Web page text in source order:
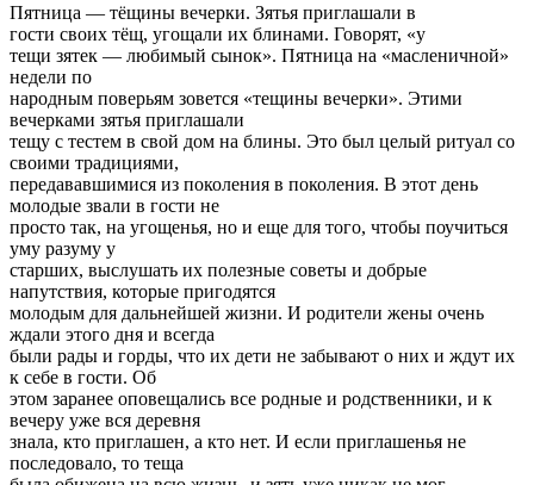
Пятница — тёщины вечерки. Зятья приглашали в
гости своих тёщ, угощали их блинами. Говорят, «у
тещи зятек — любимый сынок». Пятница на «масленичной»
недели по
народным поверьям зовется «тещины вечерки». Этими
вечерками зятья приглашали
тещу с тестем в свой дом на блины. Это был целый ритуал со
своими традициями,
передававшимися из поколения в поколения. В этот день
молодые звали в гости не
просто так, на угощенья, но и еще для того, чтобы поучиться
уму разуму у
старших, выслушать их полезные советы и добрые
напутствия, которые пригодятся
молодым для дальнейшей жизни. И родители жены очень
ждали этого дня и всегда
были рады и горды, что их дети не забывают о них и ждут их
к себе в гости. Об
этом заранее оповещались все родные и родственники, и к
вечеру уже вся деревня
знала, кто приглашен, а кто нет. И если приглашенья не
последовало, то теща